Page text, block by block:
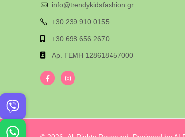
info@trendykidsfashion.gr
+30 239 910 0155
+30 698 656 2670
Αρ. ΓΕΜΗ 128618457000